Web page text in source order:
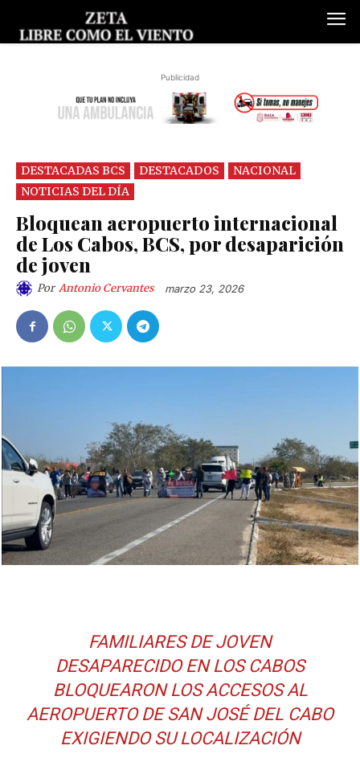
Publicidad
DESTACADAS BCS DESTACADOS
NACIONAL
NOTICIAS DEL DÍA
Bloquean aeropuerto internacional
de Los Cabos, BCS, por desaparición
de joven
Por Antonio Cervantes marzo 23, 2026
FAMILIARES DE JOVEN
DESAPARECIDO EN LOS CABOS
BLOQUEARON LOS ACCESOS AL
AEROPUERTO DE SAN JOSÉ DEL CABO
EXIGIENDO SU LOCALIZACIÓN